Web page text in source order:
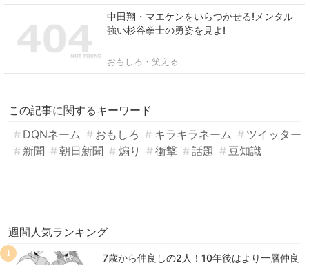
中田翔・マエケンをいらつかせる!メンタル
強い杉谷拳士の勇姿を見よ!
おもしろ・笑える
この記事に関するキーワード
DQNネーム
おもしろ キラキラネーム
ツイッター
新聞
朝日新聞 煽り 衝撃 話題 豆知識
週間人気ランキング
7歳から仲良しの2人！10年後はより一層仲良
1